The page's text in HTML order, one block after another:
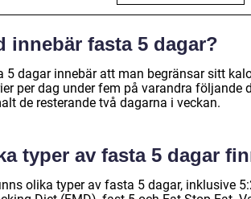
innebär fasta 5 dagar?
5 dagar innebär att man begränsar sitt
per dag under fem på varandra följande
de resterande två dagarna i veckan.
typer av fasta 5 dagar
olika typer av fasta 5 dagar, inklusive